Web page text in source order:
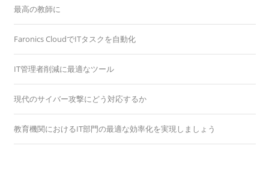
最高の教師に
Faronics CloudでITタスクを自動化
IT管理者削減に最適なツール
現代のサイバー攻撃にどう対応するか
教育機関におけるIT部門の最適な効率化を実現しましょう